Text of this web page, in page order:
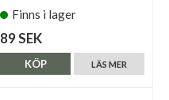
Finns i lager
89 SEK
LÄS MER
KÖP